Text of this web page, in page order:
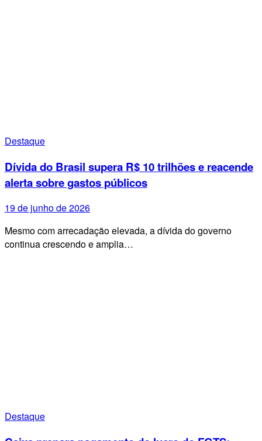
Destaque
Dívida do Brasil supera R$ 10 trilhões e reacende
alerta sobre gastos públicos
19 de junho de 2026
Mesmo com arrecadação elevada, a dívida do governo
continua crescendo e amplia…
Destaque